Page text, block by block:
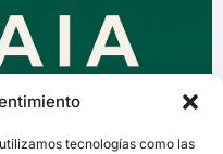
tecnologías como las